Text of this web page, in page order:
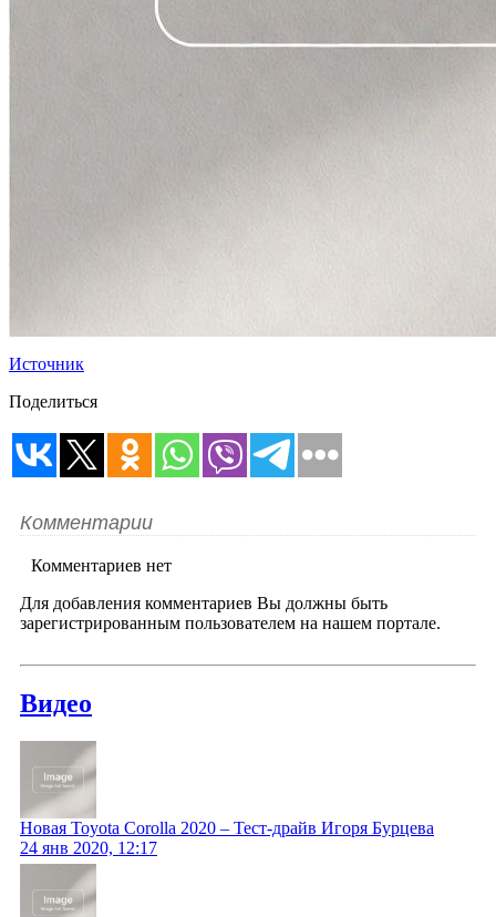
Источник
Поделиться
Комментарии
Комментариев нет
Для добавления комментариев Вы должны быть
зарегистрированным пользователем на нашем портале.
Видео
Новая Toyota Corolla 2020 – Тест-драйв Игоря Бурцева
24 янв 2020, 12:17